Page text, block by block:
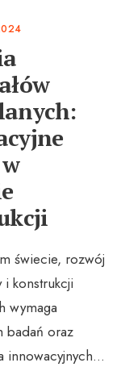
świecie, rozwój
i konstrukcji
wymaga
badań oraz
innowacyjnych...